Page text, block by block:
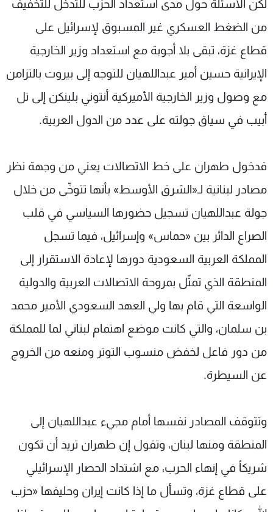
لكن الأسئلة حول مدى استعداد الحزب للتدخل للتخفيف
من الضغط العسكري غير المسبوق لإسرائيل على
قطاع غزة، تبقى بلا أجوبة مع استعداد وزير الخارجية
الإيرانية حسين أمير عبداللهيان للتوجه إلى بيروت بالتزامن
مع وصول وزير الخارجية الأميركية أنتوني بلينكن إلى تل
أبيب في سياق جولته على عدد من الدول العربية.
فدخول طهران على خط الاتصالات يعني من وجهة نظر
مصادر لبنانية لـ«الشرق الأوسط» بأنها تتوخّى من خلال
جولة عبداللهيان تسجيل حضورها السياسي في قلب
الصراع الدائر بين «حماس» وإسرائيل، فيما تسجل
المملكة العربية السعودية دورها لإعادة الاستقرار إلى
المنطقة الذي تمثّل بمروحة الاتصالات العربية والدولية
الواسعة التي قام بها ولي العهد السعودي الأمير محمد
بن سلمان، والتي كانت موضع اهتمام لبناني لما للمملكة
من دور فاعل لخفض منسوب التوتر ومنعه من الخروج
عن السيطرة.
وتتوقف المصادر نفسها أمام مجيء عبداللهيان إلى
المنطقة ومنها لبنان، وتقول إن طهران تريد أن تكون
شريكاً في إنهاء الحرب، مع اشتداد الحصار الإسرائيلي
على قطاع غزة، وتسأل ما إذا كانت إيران وحليفها «حزب